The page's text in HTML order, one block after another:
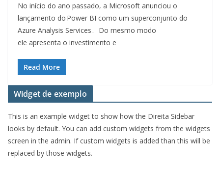
No início do ano passado, a Microsoft anunciou o
lançamento do Power BI como um superconjunto do
Azure Analysis Services . Do mesmo modo
ele apresenta o investimento e
Read More
Widget de exemplo
This is an example widget to show how the Direita Sidebar
looks by default. You can add custom widgets from the widgets
screen in the admin. If custom widgets is added than this will be
replaced by those widgets.